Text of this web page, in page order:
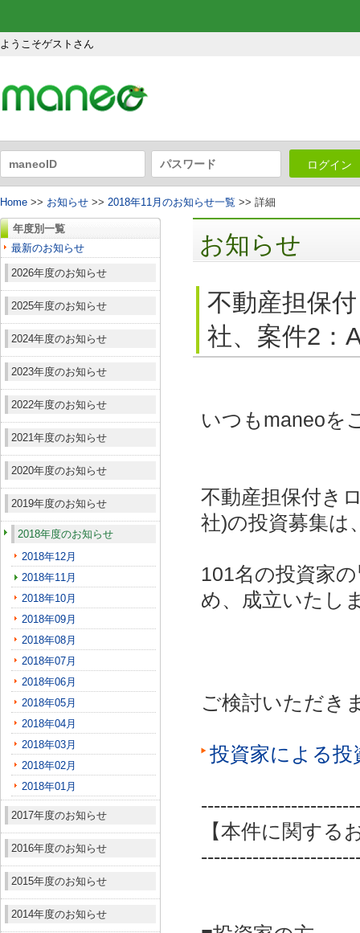
ようこそゲストさん
ログイン
Home >> お知らせ >> 2018年11月のお知らせ一覧 >> 詳細
年度別一覧
最新のお知らせ
2026年度のお知らせ
2025年度のお知らせ
2024年度のお知らせ
2023年度のお知らせ
2022年度のお知らせ
2021年度のお知らせ
2020年度のお知らせ
2019年度のお知らせ
2018年度のお知らせ
2018年12月
2018年11月
2018年10月
2018年09月
2018年08月
2018年07月
2018年06月
2018年05月
2018年04月
2018年03月
2018年02月
2018年01月
2017年度のお知らせ
2016年度のお知らせ
2015年度のお知らせ
2014年度のお知らせ
お知らせ
不動産担保
社、案件2：
いつもmaneoを
不動産担保付き
社)の投資募集は
101名の投資家
め、成立いたし
ご検討いただき
投資家による
【本件に関する